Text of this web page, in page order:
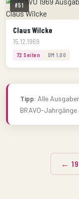
#51
Claus Wilcke
15.12.1969
72 Seiten DM 1,00
Tipp: Alle
BRAVO-
←